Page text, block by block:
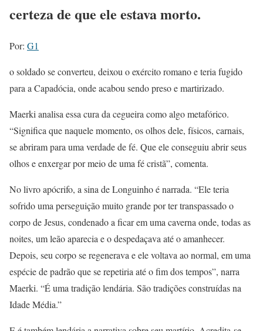
certeza de que ele estava morto.
Por: G1
o soldado se converteu, deixou o exército romano e teria fugido
para a Capadócia, onde acabou sendo preso e martirizado.
Maerki analisa essa cura da cegueira como algo metafórico.
“Significa que naquele momento, os olhos dele, físicos, carnais,
se abriram para uma verdade de fé. Que ele conseguiu abrir seus
olhos e enxergar por meio de uma fé cristã”, comenta.
No livro apócrifo, a sina de Longuinho é narrada. “Ele teria
sofrido uma perseguição muito grande por ter transpassado o
corpo de Jesus, condenado a ficar em uma caverna onde, todas as
noites, um leão aparecia e o despedaçava até o amanhecer.
Depois, seu corpo se regenerava e ele voltava ao normal, em uma
espécie de padrão que se repetiria até o fim dos tempos”, narra
Maerki. “É uma tradição lendária. São tradições construídas na
Idade Média.”